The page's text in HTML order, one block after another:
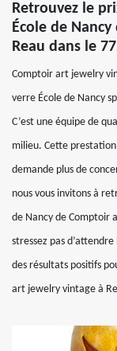
Retrouvez le
École de
Reau dans le
Comptoir art jewelry
verre École de Nancy
C’est une équipe de
milieu. Cette
demande plus de
nous vous invitons à
de Nancy de Comptoir
stressez pas
des résultats positifs
art jewelry vintage à